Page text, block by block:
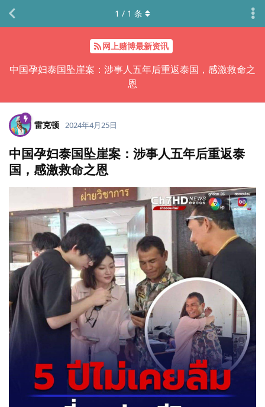
网上赌博最新资讯
中国孕妇泰国坠崖案：涉事人五年后重返泰国，感激救命之
恩
1 / 1 条
雷克顿 2024年4月25日
中国孕妇泰国坠崖案：涉事人五年后重返泰
国，感激救命之恩